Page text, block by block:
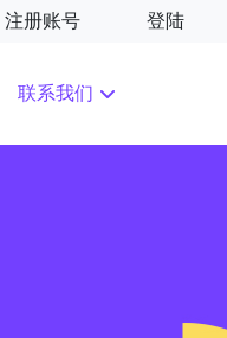
注册账号 登陆
联系我们